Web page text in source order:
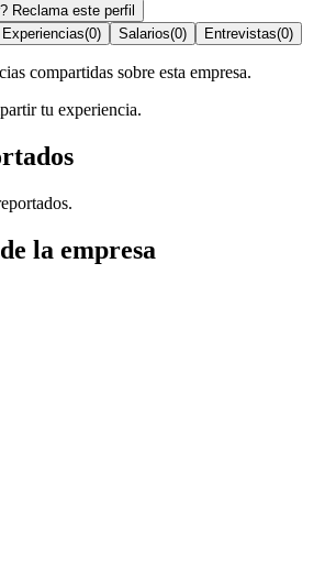
Reclama este perfil
Experiencias(0) Salarios(0) Entrevistas(0)
compartidas sobre esta empresa.
tu experiencia.
la empresa